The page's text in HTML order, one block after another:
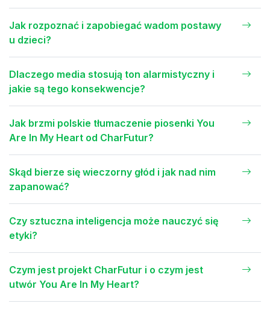
Jak rozpoznać i zapobiegać wadom postawy
u dzieci?
Dlaczego media stosują ton alarmistyczny i
jakie są tego konsekwencje?
Jak brzmi polskie tłumaczenie piosenki You
Are In My Heart od CharFutur?
Skąd bierze się wieczorny głód i jak nad nim
zapanować?
Czy sztuczna inteligencja może nauczyć się
etyki?
Czym jest projekt CharFutur i o czym jest
utwór You Are In My Heart?